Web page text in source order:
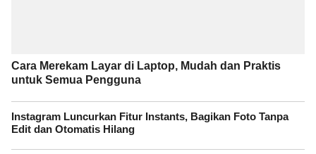
Cara Merekam Layar di Laptop, Mudah dan Praktis
untuk Semua Pengguna
Instagram Luncurkan Fitur Instants, Bagikan Foto Tanpa
Edit dan Otomatis Hilang